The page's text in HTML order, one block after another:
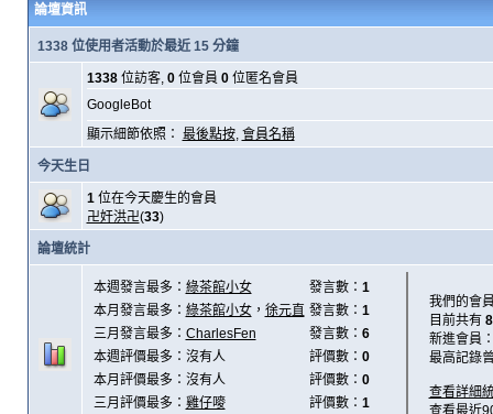
論壇資訊
1338 位使用者活動於最近 15 分鐘
1338位訪客, 0位會員 0位匿名會員
GoogleBot
顯示細節依照： 最後點按, 會員名稱
今天生日
1位在今天慶生的會員
卍奸洪卍(33)
論壇統計
本週發言最多： 綠茶館小女 發言數： 1
本月發言最多： 綠茶館小女， 徐元直 發言數： 1
三月發言最多： CharlesFen 發言數： 6
本週評價最多：沒有人
評價數： 0
本月評價最多：沒有人
評價數： 0
三月評價最多： 雞仔嘜 評價數： 1
我們的會
目前共有
新進會員
最高記錄
查看詳細
查看最近